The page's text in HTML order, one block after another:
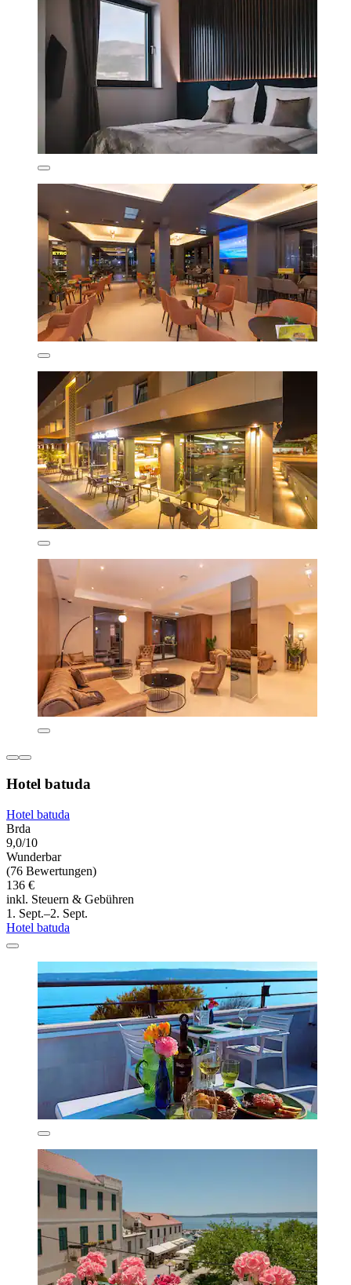
Hotel batuda
Hotel batuda
Brda
9,0/10
Wunderbar
(76 Bewertungen)
136 €
inkl. Steuern & Gebühren
1. Sept.–2. Sept.
Hotel batuda